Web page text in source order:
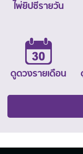
ไพ่ยิปซีรายวัน
ดูดวงรายเดือน